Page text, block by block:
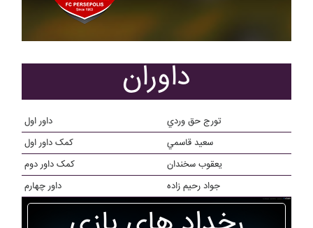
داوران
داور اول
تورج حق وردي
کمک داور اول
سعيد قاسمي
کمک داور دوم
يعقوب سخندان
داور چهارم
جواد رحيم زاده